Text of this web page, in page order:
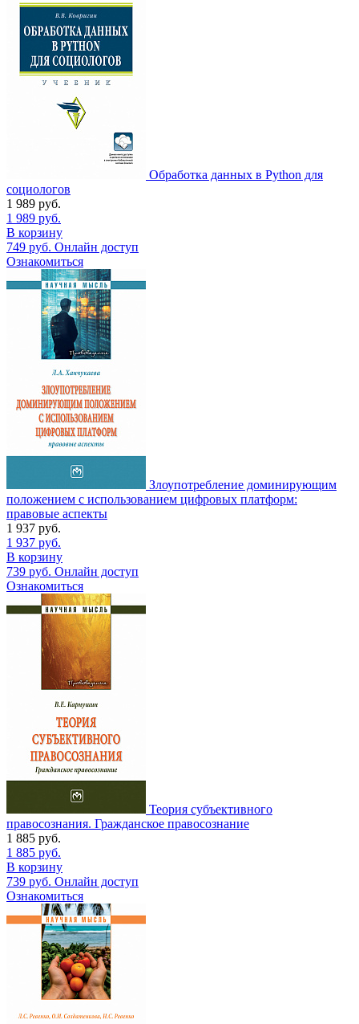
Обработка данных в Python для
социологов
1 989 руб.
1 989 руб.
В корзину
749 руб. Онлайн доступ
Ознакомиться
Злоупотребление доминирующим
положением с использованием цифровых платформ:
правовые аспекты
1 937 руб.
1 937 руб.
В корзину
739 руб. Онлайн доступ
Ознакомиться
Теория субъективного
правосознания. Гражданское правосознание
1 885 руб.
1 885 руб.
В корзину
739 руб. Онлайн доступ
Ознакомиться